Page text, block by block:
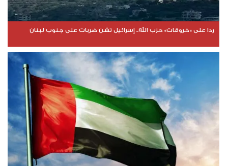
ردا على «خروقات» حزب الله.. إسرائيل تشن ضربات على جنوب لبنان